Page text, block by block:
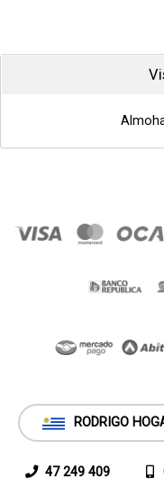
RODRIGO
47 249 409